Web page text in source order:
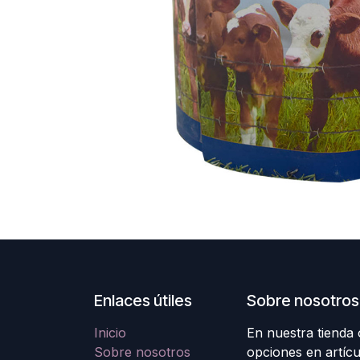
Enlaces útiles
Inicio
Sobre nosotros
Sobre nosotros
En nuestra tienda
opciones en